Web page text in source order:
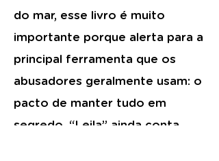
do mar, esse livro é muito
importante porque alerta para a
principal ferramenta que os
abusadores geralmente usam: o
pacto de manter tudo em
segredo. “Leila” ainda conta